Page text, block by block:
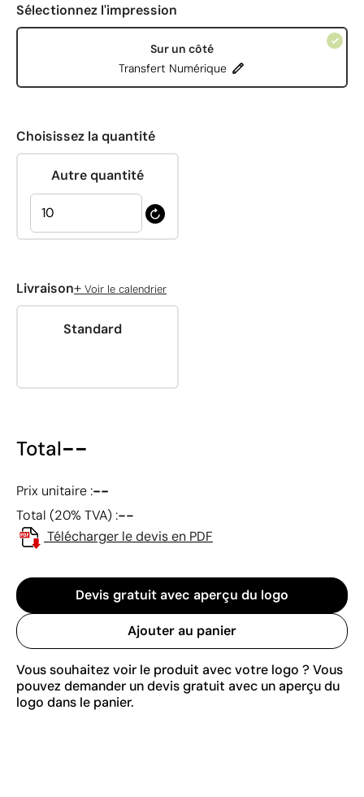
Sélectionnez l'impression
Sur un côté
Transfert Numérique
Choisissez la quantité
Autre quantité
Livraison+ Voir le calendrier
Standard
Total--
Prix unitaire :--
Total (20% TVA) :--
Télécharger le devis en PDF
Devis gratuit avec aperçu du logo
Ajouter au panier
Vous souhaitez voir le produit avec votre logo ? Vous
pouvez demander un devis gratuit avec un aperçu du
logo dans le panier.